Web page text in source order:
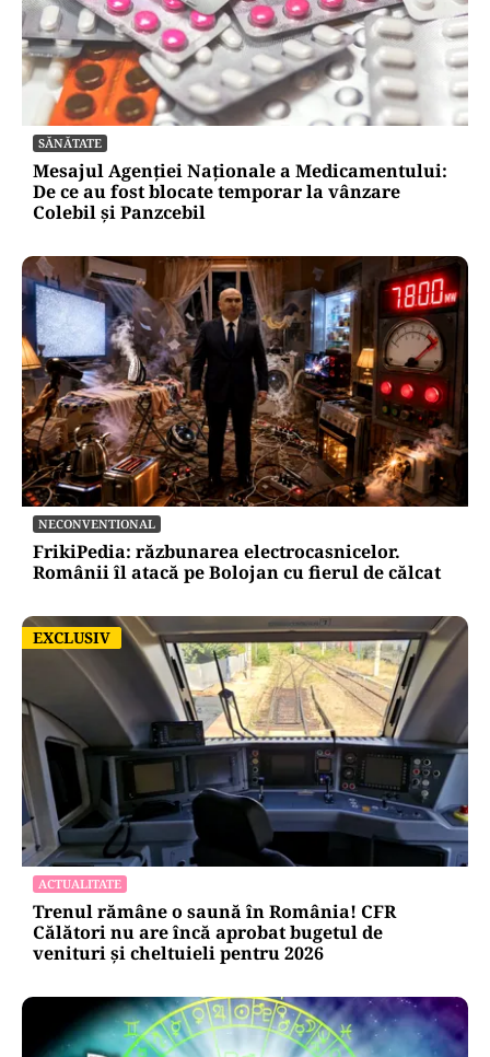
SĂNĂTATE
Mesajul Agenției Naționale a Medicamentului:
De ce au fost blocate temporar la vânzare
Colebil și Panzcebil
NECONVENTIONAL
FrikiPedia: răzbunarea electrocasnicelor.
Românii îl atacă pe Bolojan cu fierul de călcat
EXCLUSIV
EXCLUSIV
ACTUALITATE
Trenul rămâne o saună în România! CFR
Călători nu are încă aprobat bugetul de
venituri și cheltuieli pentru 2026